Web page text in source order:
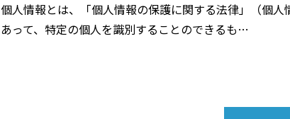
個人情報とは、「個人情報の保護に関する法律」（個
あって、特定の個人を識別することのできるも…